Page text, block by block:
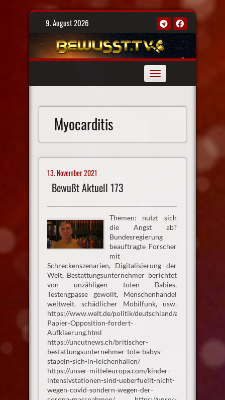
Skip
9. August 2026
Toggle
navigation
Myocarditis
13. November 2021
Bewußt Aktuell 173
Themen: nutzt sich
die Angst ab?
Bundesregierung
beauftragte Forscher
mit
Schreckenszenarien, Digitalisierung der
Welt, Bestattungsunternehmer berichtet
von unzähligen toten Babies,
Testengpässe gewollt, Menschenhandel
weltweit, schädlicher Mobilfunk, usw.
https://www.welt.de/politik/deutschland/
Papier-Opposition-fordert-
Aufklaerung.html
https://uncutnews.ch/britischer-
bestattungsunternehmer-tote-babys-
stapeln-sich-in-leichenhallen/
https://unser-mitteleuropa.com/kinder-
intensivstationen-sind-ueberfuellt-nicht-
wegen-covid-sondern-wegen-der-